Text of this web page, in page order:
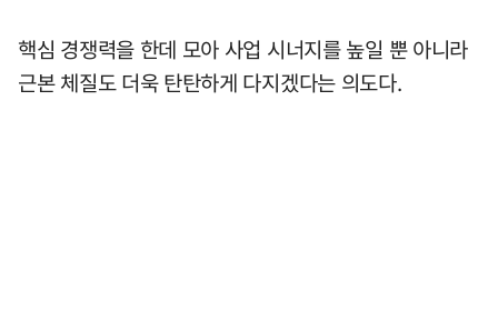
핵심 경쟁력을 한데 모아 사업 시너지를 높일 뿐 아니라
근본 체질도 더욱 탄탄하게 다지겠다는 의도다.